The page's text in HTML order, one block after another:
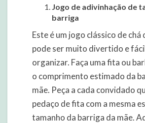
Jogo de adivinhação de
barriga
Este é um jogo clássico de chá
pode ser muito divertido e
organizar. Faça uma fita ou
o comprimento estimado da
mãe. Peça a cada convidado
pedaço de fita com a mesma
tamanho da barriga da mãe.